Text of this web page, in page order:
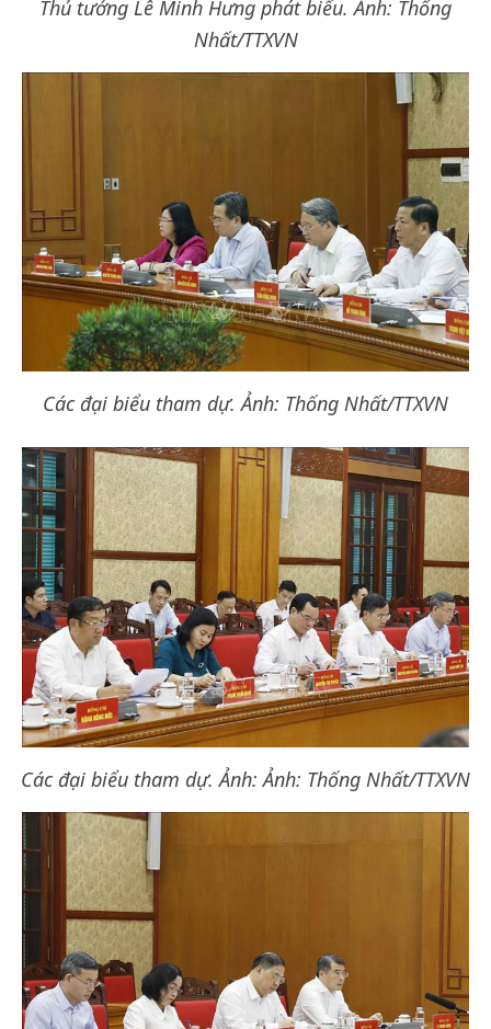
Thủ tướng Lê Minh Hưng phát biểu. Ảnh: Thống
Nhất/TTXVN
Các đại biểu tham dự. Ảnh: Thống Nhất/TTXVN
Các đại biểu tham dự. Ảnh: Ảnh: Thống Nhất/TTXVN